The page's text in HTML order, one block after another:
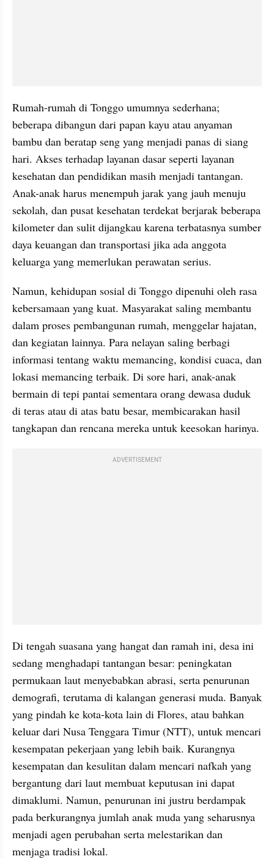
Rumah-rumah di Tonggo umumnya sederhana;
beberapa dibangun dari papan kayu atau anyaman
bambu dan beratap seng yang menjadi panas di siang
hari. Akses terhadap layanan dasar seperti layanan
kesehatan dan pendidikan masih menjadi tantangan.
Anak-anak harus menempuh jarak yang jauh menuju
sekolah, dan pusat kesehatan terdekat berjarak beberapa
kilometer dan sulit dijangkau karena terbatasnya sumber
daya keuangan dan transportasi jika ada anggota
keluarga yang memerlukan perawatan serius.
Namun, kehidupan sosial di Tonggo dipenuhi oleh rasa
kebersamaan yang kuat. Masyarakat saling membantu
dalam proses pembangunan rumah, menggelar hajatan,
dan kegiatan lainnya. Para nelayan saling berbagi
informasi tentang waktu memancing, kondisi cuaca, dan
lokasi memancing terbaik. Di sore hari, anak-anak
bermain di tepi pantai sementara orang dewasa duduk
di teras atau di atas batu besar, membicarakan hasil
tangkapan dan rencana mereka untuk keesokan harinya.
ADVERTISEMENT
Di tengah suasana yang hangat dan ramah ini, desa ini
sedang menghadapi tantangan besar: peningkatan
permukaan laut menyebabkan abrasi, serta penurunan
demografi, terutama di kalangan generasi muda. Banyak
yang pindah ke kota-kota lain di Flores, atau bahkan
keluar dari Nusa Tenggara Timur (NTT), untuk mencari
kesempatan pekerjaan yang lebih baik. Kurangnya
kesempatan dan kesulitan dalam mencari nafkah yang
bergantung dari laut membuat keputusan ini dapat
dimaklumi. Namun, penurunan ini justru berdampak
pada berkurangnya jumlah anak muda yang seharusnya
menjadi agen perubahan serta melestarikan dan
menjaga tradisi lokal.